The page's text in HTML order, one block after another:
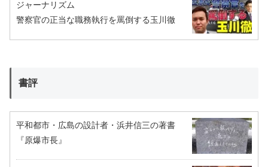
ジャーナリズム
警察官の正当な職務執行を罵倒する玉川徹
書評
平和都市・広島の設計者・浜井信三の著書
『原爆市長』